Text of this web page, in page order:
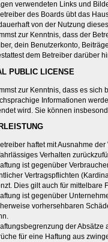
verwendeten Links und
des Boards übt das
von der Nutzung
zur Kenntnis, dass der
dein Benutzerkonto,
dem Betreiber darüber
PUBLIC LICENSE
zur Kenntnis, dass es sich
Informationen
wird. Sie können
haftet mit Ausnahme
Verhalten
ist gegenüber
Vertragspflichten
Dies gilt auch für
ist gegenüber
vorhersehbaren
der
für eine Haftung aus